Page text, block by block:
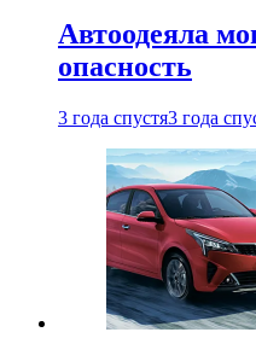
Автоодеяла
опасность
3 года спустя3 года